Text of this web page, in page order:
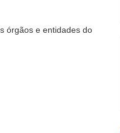
órgãos e entidades do